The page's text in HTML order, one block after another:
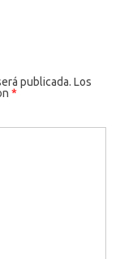
publicada. Los
*